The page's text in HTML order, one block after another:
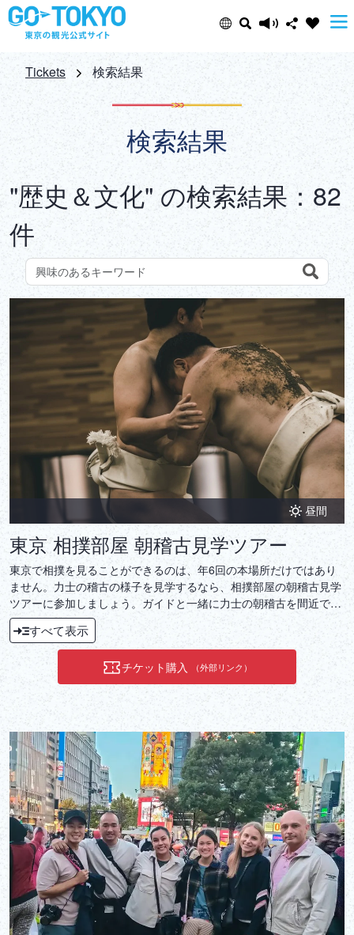
Select Language
日本語
ENGLISH
中文(简体)
中文(繁體/正體)
한글
ภาษาไทย
DEUTSCH
ITALIANO
ESPAÑOL
FRANÇAIS
Share this page
Email
Copy URL
Tickets 検索結果
検索結果
"歴史＆文化" の検索結果：82
件
観光スポットをキーワードで検索しよう
昼間
東京 相撲部屋 朝稽古見学ツアー
東京で相撲を見ることができるのは、年6回の本場所だけではあり
ません。力士の稽古の様子を見学するなら、相撲部屋の朝稽古見学
ツアーに参加しましょう。ガイドと一緒に力士の朝稽古を間近で見
学し、最後に記念撮影をします。
すべて表示
チケット購入 （外部リンク）